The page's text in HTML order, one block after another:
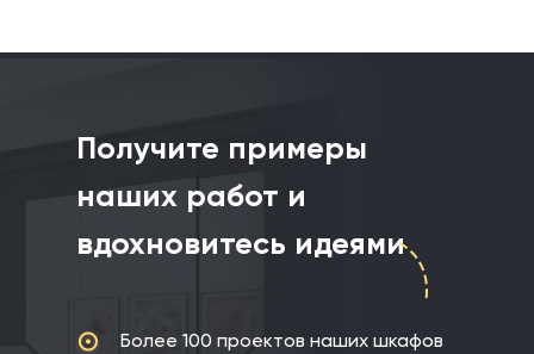
Получите примеры
наших работ и
вдохновитесь идеями
Более 100 проектов наших шкафов